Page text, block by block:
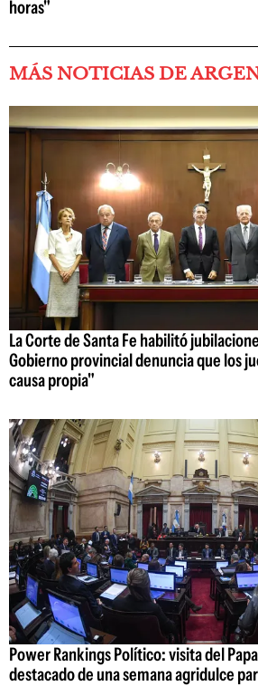
horas"
MÁS NOTICIAS DE
La Corte de Santa Fe habilitó
Gobierno provincial denuncia que los
causa propia"
Power Rankings Político: visita del
destacado de una semana agridulce